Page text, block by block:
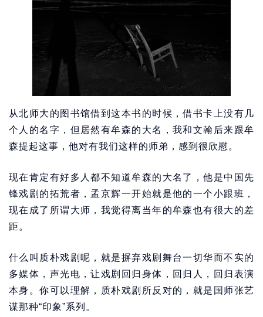
从北师大的图书馆借到这本书的时候，借书卡上没有几
个人的名字，但居然有牟森的大名，我和文翰后来跟牟
森提起这事，他对有我们这样的师弟，感到很欣慰。
现在肯定有好多人都不知道牟森的大名了，他是中国先
锋戏剧的拓荒者，孟京辉一开始就是他的一个小跟班，
现在成了所谓大师，我觉得离当年的牟森也有很大的差
距。
什么叫质朴戏剧呢，就是摒弃戏剧舞台一切华而不实的
多媒体，声光电，让戏剧回归身体，回归人，回归表演
本身。你可以理解，质朴戏剧所反对的，就是国师张艺
谋那种“印象”系列。